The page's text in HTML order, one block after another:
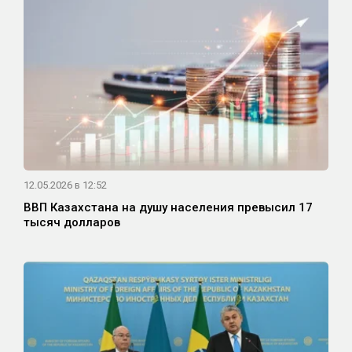
12.05.2026 в 12:52
ВВП Казахстана на душу населения превысил 17
тысяч долларов